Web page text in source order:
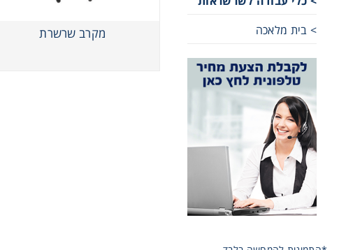
> בית מלאכה
מקרב שרשרת